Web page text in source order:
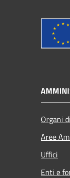
Organi
Aree
Uffici
Enti e